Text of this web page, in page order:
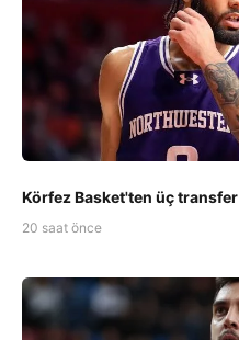
Körfez Basket'ten üç transfer
20 saat önce